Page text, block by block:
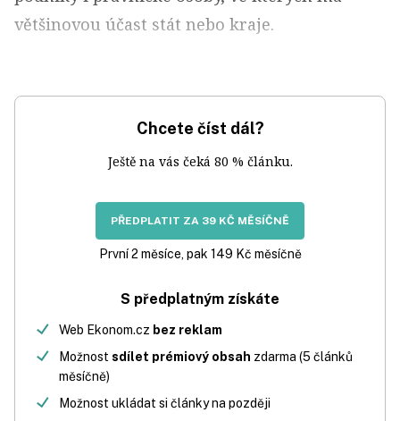
většinovou účast stát nebo kraje.
Chcete číst dál?
Ještě na vás čeká 80 % článku.
PŘEDPLATIT ZA 39 KČ MĚSÍČNĚ
První 2 měsíce, pak 149 Kč měsíčně
S předplatným získáte
Web Ekonom.cz bez reklam
Možnost sdílet prémiový obsah zdarma (5 článků
měsíčně)
Možnost ukládat si články na později